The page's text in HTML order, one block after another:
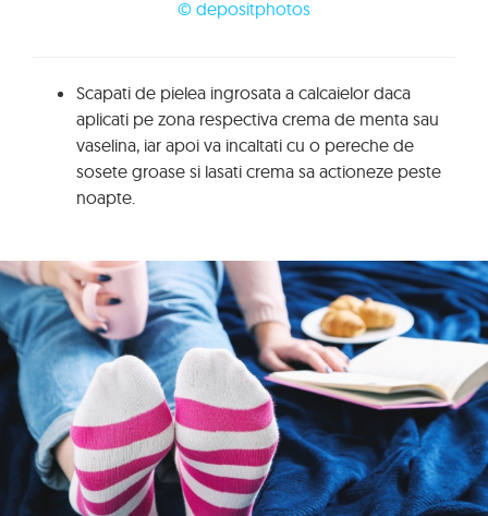
© depositphotos
Scapati de pielea ingrosata a calcaielor daca
aplicati pe zona respectiva crema de menta sau
vaselina, iar apoi va incaltati cu o pereche de
sosete groase si lasati crema sa actioneze peste
noapte.